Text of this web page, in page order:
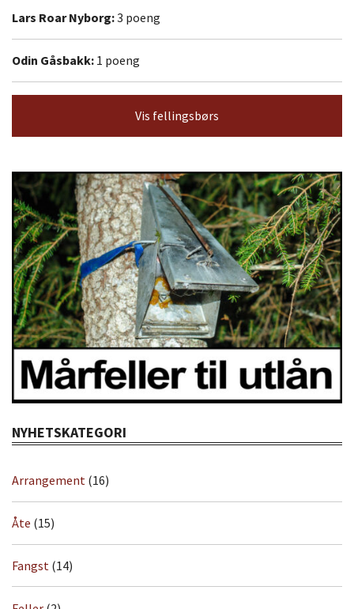
Lars Roar Nyborg:3 poeng
Odin Gåsbakk: 1 poeng
Vis fellingsbørs
NYHETSKATEGORI
Arrangement (16)
Åte (15)
Fangst (14)